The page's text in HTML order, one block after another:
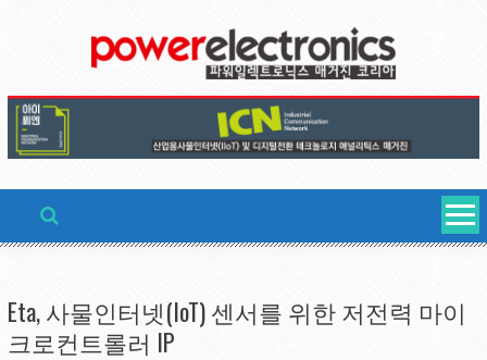
Eta, 사물인터넷(IoT) 센서를 위한 저전력 마이
크로컨트롤러 IP